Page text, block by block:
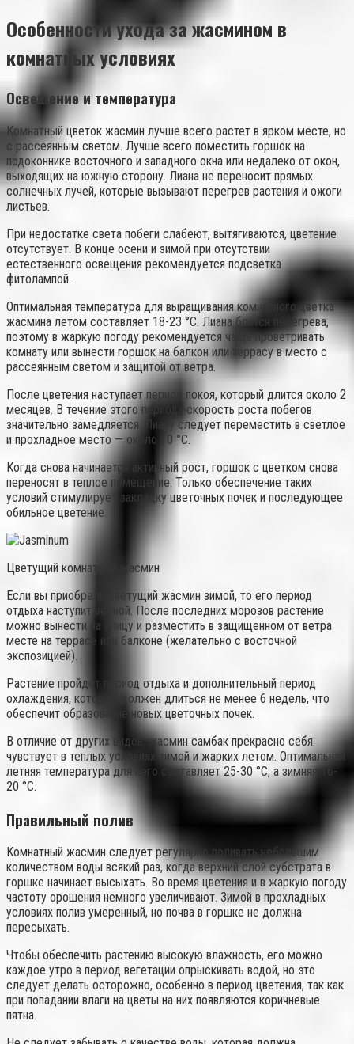
Особенности ухода за жасмином в
комнатных условиях
Освещение и температура
Комнатный цветок жасмин лучше всего растет в ярком месте, но
с рассеянным светом. Лучше всего поместить горшок на
подоконнике восточного и западного окна или недалеко от окон,
выходящих на южную сторону. Лиана не переносит прямых
солнечных лучей, которые вызывают перегрев растения и ожоги
листьев.
При недостатке света побеги слабеют, вытягиваются, цветение
отсутствует. В конце осени и зимой при отсутствии
естественного освещения рекомендуется подсветка
фитолампой.
Оптимальная температура для выращивания комнатного цветка
жасмина летом составляет 18-23 °C. Лиана боится перегрева,
поэтому в жаркую погоду рекомендуется чаще проветривать
комнату или вынести горшок на балкон или террасу в место с
рассеянным светом и защитой от ветра.
После цветения наступает период покоя, который длится около 2
месяцев. В течение этого периода скорость роста побегов
значительно замедляется. Лиану следует переместить в светлое
и прохладное место — около 10 °C.
Когда снова начинается активный рост, горшок с цветком снова
переносят в теплое помещение. Только обеспечение таких
условий стимулирует закладку цветочных почек и последующее
обильное цветение.
Цветущий комнатный жасмин
Если вы приобрели цветущий жасмин зимой, то его период
отдыха наступит весной. После последних морозов растение
можно вынести на улицу и разместить в защищенном от ветра
месте на террасе или балконе (желательно с восточной
экспозицией).
Растение пройдет период отдыха и дополнительный период
охлаждения, который должен длиться не менее 6 недель, что
обеспечит образование новых цветочных почек.
В отличие от других видов, жасмин самбак прекрасно себя
чувствует в теплых условиях зимой и жарких летом. Оптимальная
летняя температура для него составляет 25-30 °C, а зимняя 16-
20 °C.
Правильный полив
Комнатный жасмин следует регулярно поливать небольшим
количеством воды всякий раз, когда верхний слой субстрата в
горшке начинает высыхать. Во время цветения и в жаркую погоду
частоту орошения немного увеличивают. Зимой в прохладных
условиях полив умеренный, но почва в горшке не должна
пересыхать.
Чтобы обеспечить растению высокую влажность, его можно
каждое утро в период вегетации опрыскивать водой, но это
следует делать осторожно, особенно в период цветения, так как
при попадании влаги на цветы на них появляются коричневые
пятна.